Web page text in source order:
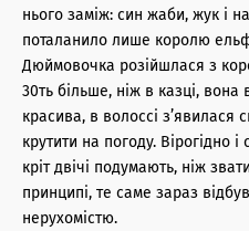
нього заміж: син жаби, жук і
поталанило лише королю
Дюймовочка розійшлася з
30ть більше, ніж в казці,
красива, в волоссі з’явилася
крутити на погоду. Вірогідно
кріт двічі подумають, ніж
принципі, те саме зараз
нерухомістю.